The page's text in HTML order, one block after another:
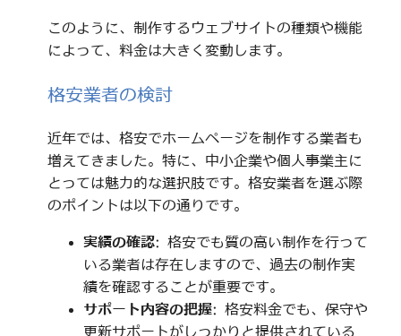
このように、制作するウェブサイトの種類や機能
によって、料金は大きく変動します。
格安業者の検討
近年では、格安でホームページを制作する業者も
増えてきました。特に、中小企業や個人事業主に
とっては魅力的な選択肢です。格安業者を選ぶ際
のポイントは以下の通りです。
実績の確認: 格安でも質の高い制作を行って
いる業者は存在しますので、過去の制作実
績を確認することが重要です。
サポート内容の把握: 格安料金でも、保守や
更新サポートがしっかりと提供されている